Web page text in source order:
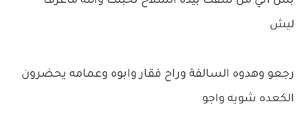
ليش
رجعو وهدوه السالفة وراح فقار وابوه وعمامه يحضرون
الكعده شويه واجو